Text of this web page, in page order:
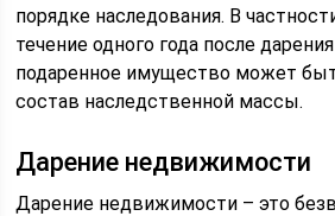
порядке наследования. В
течение одного года после
подаренное имущество может
состав наследственной массы.
Дарение недвижимости
Дарение недвижимости – это